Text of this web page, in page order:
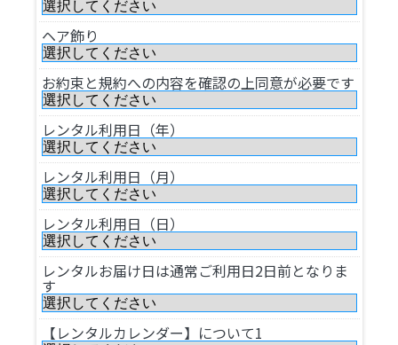
ヘア飾り
お約束と規約への内容を確認の上同意が必要です
レンタル利用日（年）
レンタル利用日（月）
レンタル利用日（日）
レンタルお届け日は通常ご利用日2日前となりま
す
【レンタルカレンダー】について1